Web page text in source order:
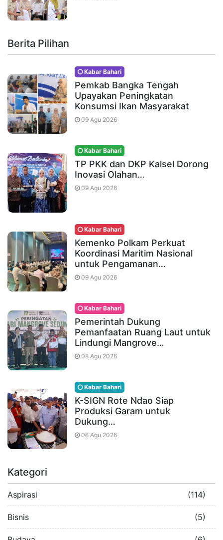
Berita Pilihan
Kabar Bahari
Pemkab Bangka Tengah
Upayakan Peningkatan
Konsumsi Ikan Masyarakat
09 Agu 2026
Kabar Bahari
TP PKK dan DKP Kalsel Dorong
Inovasi Olahan…
09 Agu 2026
Kabar Bahari
Kemenko Polkam Perkuat
Koordinasi Maritim Nasional
untuk Pengamanan…
09 Agu 2026
Kabar Bahari
Pemerintah Dukung
Pemanfaatan Ruang Laut untuk
Lindungi Mangrove…
08 Agu 2026
Kabar Bahari
K-SIGN Rote Ndao Siap
Produksi Garam untuk
Dukung…
08 Agu 2026
Kategori
Aspirasi (114)
Bisnis (5)